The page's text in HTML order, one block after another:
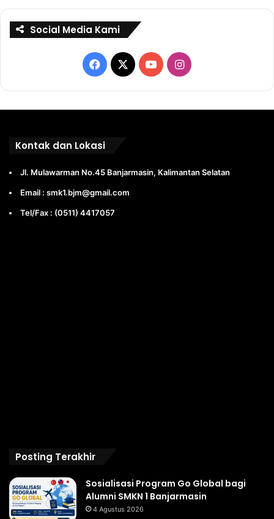
Social Media Kami
Facebook
X YouTubeInstagram
Kontak dan Lokasi
Jl. Mulawarman No.45 Banjarmasin, Kalimantan Selatan
Email : smk1.bjm@gmail.com
Tel/Fax : (0511) 4417057
Posting Terakhir
Sosialisasi Program Go Global bagi
Alumni SMKN 1 Banjarmasin
4 Agustus 2026